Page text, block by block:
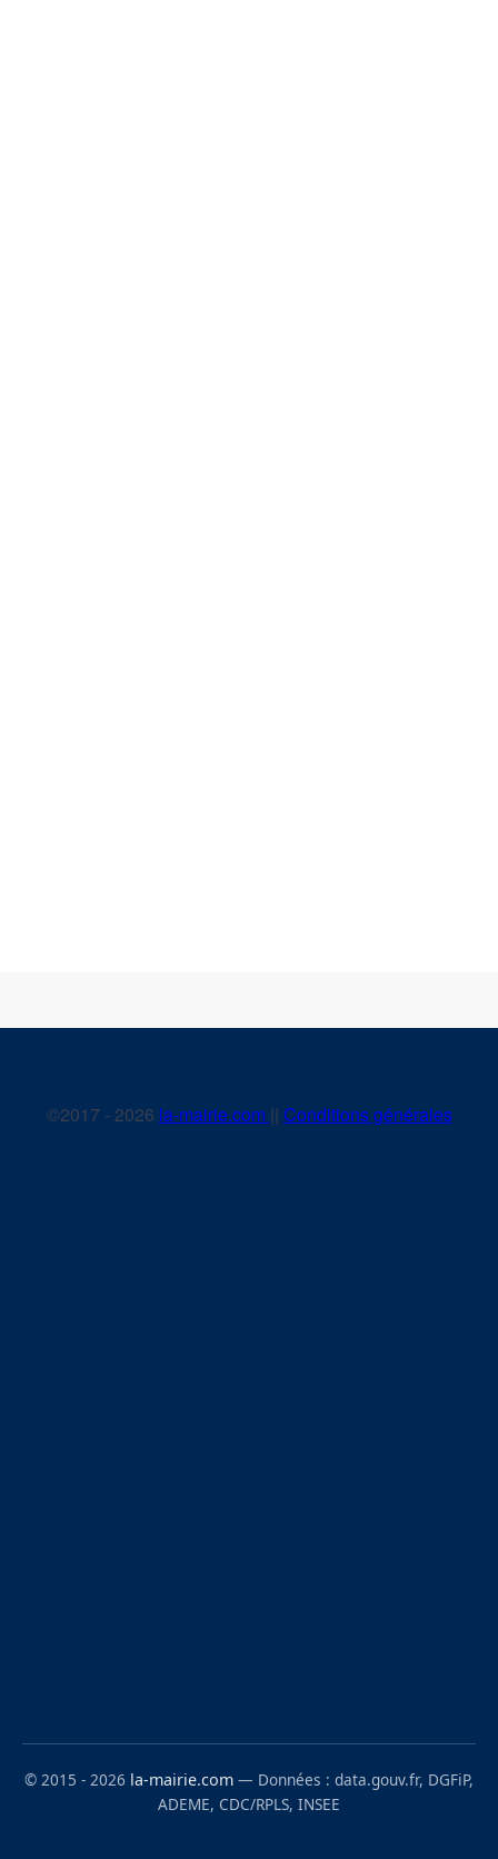
©2017 - 2026 la-mairie.com || Conditions générales
© 2015 - 2026 la-mairie.com — Données : data.gouv.fr, DGFiP,
ADEME, CDC/RPLS, INSEE